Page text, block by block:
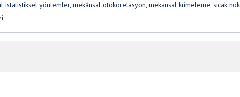
yöntemler, mekânsal otokorelasyon, mekansal kümeleme, sıcak